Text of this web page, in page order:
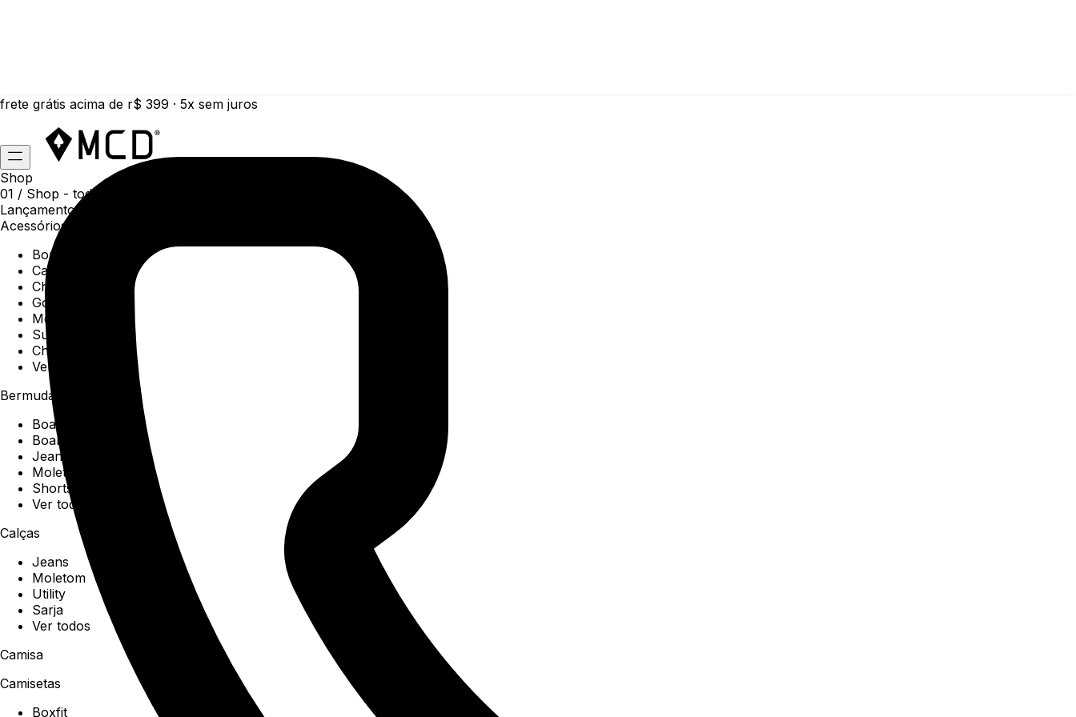
frete grátis acima de r$ 399 · 5x sem juros
Shop
01 / Shop - todas as categorias da coleção atual
Lançamentos da semana
Acessórios
Boné
Carteiras
Chaveiros
Gorros
Meias
Sunga
Chinelos
Ver todos
Bermudas
Boardshorts
Boardwalk
Jeans
Moletom
Shorts
Ver todos
Calças
Jeans
Moletom
Utility
Sarja
Ver todos
Camisa
Camisetas
Boxfit